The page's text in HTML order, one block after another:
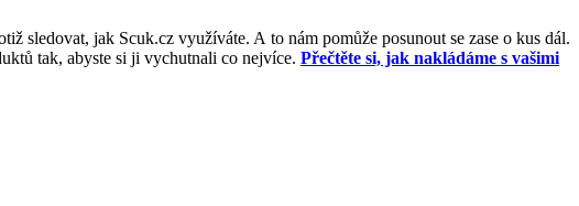
sledovat, jak Scuk.cz využíváte. A to nám pomůže posunout se zase o kus dál.
tak, abyste si ji vychutnali co nejvíce. Přečtěte si, jak nakládáme s vašimi